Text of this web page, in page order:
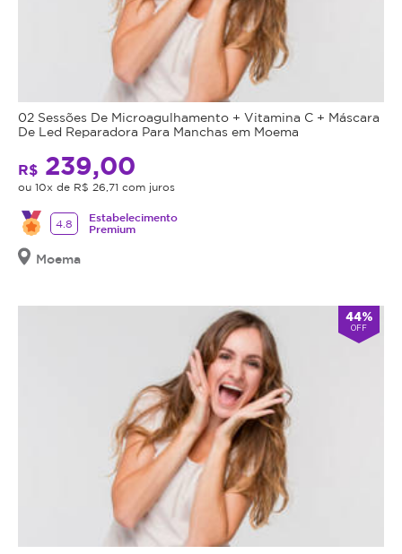
02 Sessões De Microagulhamento + Vitamina C + Máscara
De Led Reparadora Para Manchas em Moema
R$ 239,00
ou 10x de R$ 26,71 com juros
4.8
Estabelecimento
Premium
Moema
44%
OFF